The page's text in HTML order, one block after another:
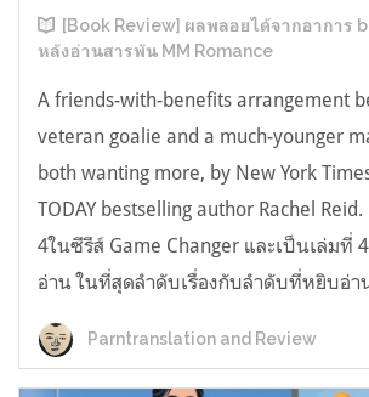
[Book Review] ผลพลอยได้จากอาการ
หลังอ่านสารพัน MM Romance
A friends-with-benefits arrangement
veteran goalie and a much-younger
both wanting more, by New York
TODAY bestselling author Rachel
4ในซีรีส์ Game Changer และเป็นเล่มที่
อ่าน ในที่สุดลำดับเรื่องกับลำดับที่หยิบอ่า
Parntranslation and Review